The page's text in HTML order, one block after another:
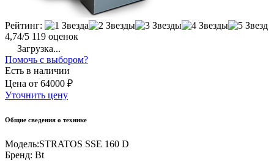
Рейтинг:
4,74/5 119 оценок
Загрузка...
Помочь с выбором?
Есть в наличии
Цена от 64000 ₽
Уточнить цену
Общие сведения о технике
Модель:STRATOS SSE 160 D
Бренд: Bt